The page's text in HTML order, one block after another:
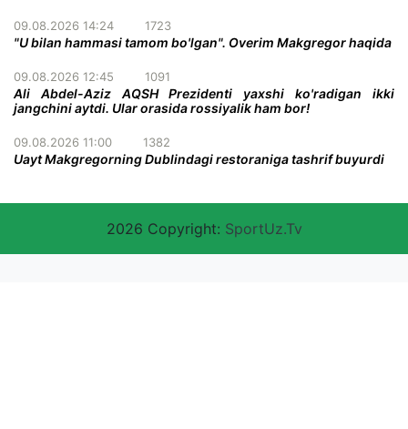
09.08.2026 14:24 1723
"U bilan hammasi tamom bo'lgan". Overim Makgregor haqida
09.08.2026 12:45 1091
Ali Abdel-Aziz AQSH Prezidenti yaxshi ko'radigan ikki
jangchini aytdi. Ular orasida rossiyalik ham bor!
09.08.2026 11:00 1382
Uayt Makgregorning Dublindagi restoraniga tashrif buyurdi
2026 Copyright: SportUz.Tv